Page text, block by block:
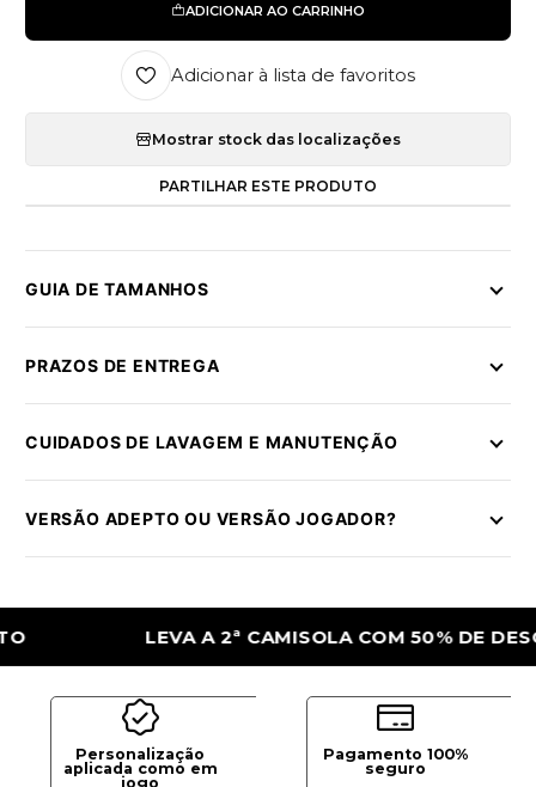
ADICIONAR AO CARRINHO
Adicionar à lista de favoritos
Mostrar stock das localizações
PARTILHAR ESTE PRODUTO
GUIA DE TAMANHOS
PRAZOS DE ENTREGA
CUIDADOS DE LAVAGEM E MANUTENÇÃO
VERSÃO ADEPTO OU VERSÃO JOGADOR?
LEVA A 2ª CAMISOLA COM 50% DE DESCONTO
Personalização
aplicada como em
jogo
Pagamento 100%
seguro